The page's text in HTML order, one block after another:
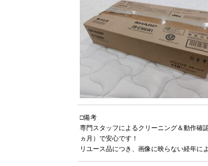
□備考
専門スタッフによるクリーニング＆動作確
ヵ月）で安心です！
リユース品につき、画像に映らない経年に